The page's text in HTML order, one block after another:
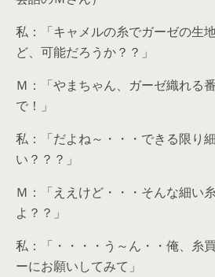
私：「キャメルの糸でガーゼの生
ど、可能だろうか？？」
Ｍ：「やまちゃん、ガーゼ織れる
で！」
私：「だよね～・・・できる限り
い？？？」
Ｍ：「ええけど・・・そんな細い
よ？？」
私：「・・・・う～ん・・俺、糸
ーにお願いしてみて」